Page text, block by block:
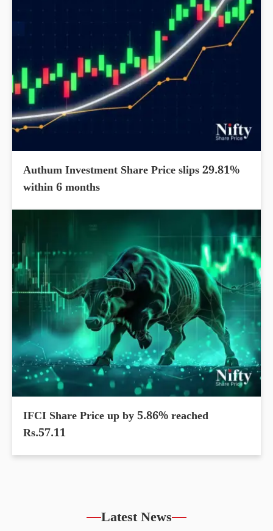
Authum Investment Share Price slips 29.81%
within 6 months
IFCI Share Price up by 5.86% reached
Rs.57.11
Latest News